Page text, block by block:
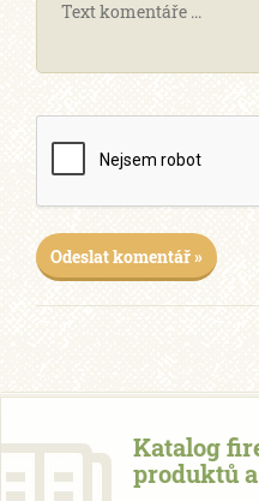
Odeslat komentář »
Katalog
produktů